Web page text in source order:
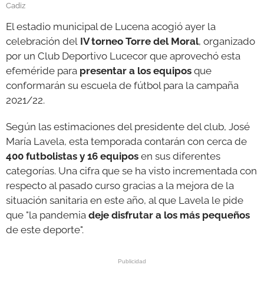
Cadiz
El estadio municipal de Lucena acogió ayer la
celebración del IV torneo Torre del Moral, organizado
por un Club Deportivo Lucecor que aprovechó esta
efeméride para presentar a los equipos que
conformarán su escuela de fútbol para la campaña
2021/22.
Según las estimaciones del presidente del club, José
María Lavela, esta temporada contarán con cerca de
400 futbolistas y 16 equipos en sus diferentes
categorías. Una cifra que se ha visto incrementada con
respecto al pasado curso gracias a la mejora de la
situación sanitaria en este año, al que Lavela le pide
que "la pandemia deje disfrutar a los más pequeños
de este deporte".